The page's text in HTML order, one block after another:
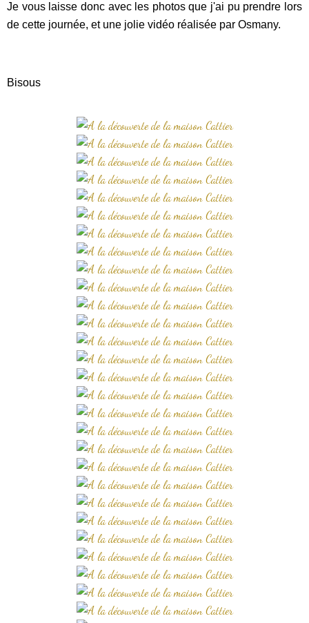
Je vous laisse donc avec les photos que j'ai pu prendre lors
de cette journée, et une jolie vidéo réalisée par Osmany.
Bisous